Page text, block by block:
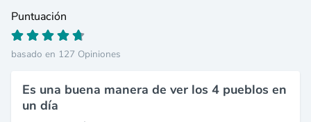
Puntuación
basado en 127 Opiniones
Es una buena manera de ver los 4 pueblos en
un día